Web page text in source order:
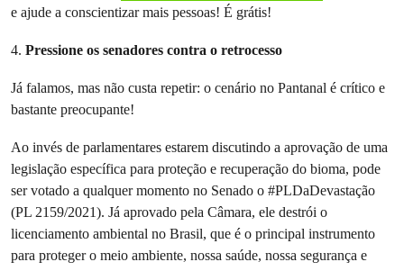
e ajude a conscientizar mais pessoas! É grátis!
4. Pressione os senadores contra o retrocesso
Já falamos, mas não custa repetir: o cenário no Pantanal é crítico e
bastante preocupante!
Ao invés de parlamentares estarem discutindo a aprovação de uma
legislação específica para proteção e recuperação do bioma, pode
ser votado a qualquer momento no Senado o #PLDaDevastação
(PL 2159/2021). Já aprovado pela Câmara, ele destrói o
licenciamento ambiental no Brasil, que é o principal instrumento
para proteger o meio ambiente, nossa saúde, nossa segurança e